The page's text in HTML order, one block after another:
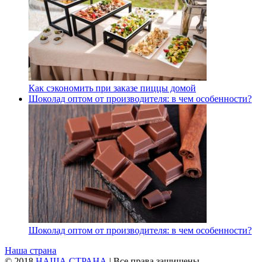
Как сэкономить при заказе пиццы домой
Шоколад оптом от производителя: в чем особенности?
Шоколад оптом от производителя: в чем особенности?
Наша страна